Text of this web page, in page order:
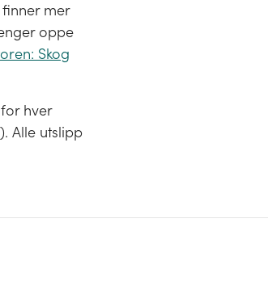
mer
oppe
Skog
hver
Alle utslipp